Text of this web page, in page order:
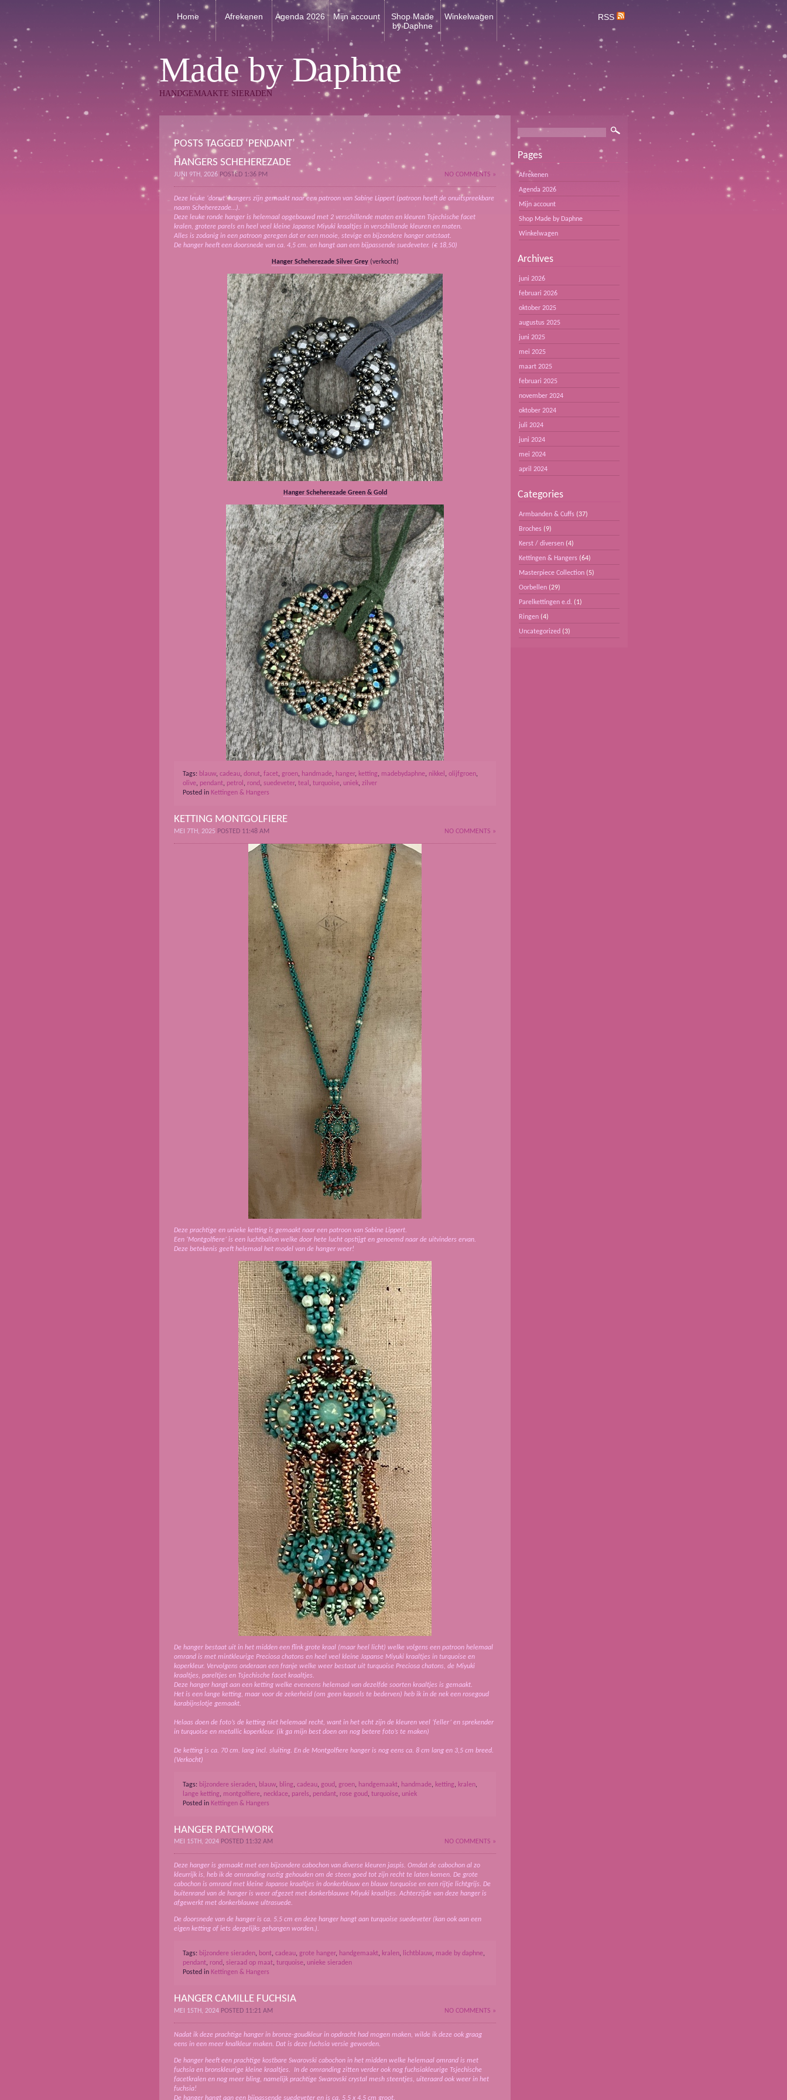
Home Afrekenen Agenda 2026 Mijn account
Shop Made
by Daphne
Winkelwagen RSS
Made by Daphne
HANDGEMAAKTE SIERADEN
POSTS TAGGED ‘PENDANT’
HANGERS SCHEHEREZADE
NO COMMENTS »
JUNI 9TH, 2026 POSTED 1:36 PM
Deze leuke ‘donut’ hangers zijn gemaakt naar een patroon van Sabine Lippert (patroon heeft de onuitspreekbare
naam Scheherezade…).
Deze leuke ronde hanger is helemaal opgebouwd met 2 verschillende maten en kleuren Tsjechische facet
kralen, grotere parels en heel veel kleine Japanse Miyuki kraaltjes in verschillende kleuren en maten.
Alles is zodanig in een patroon geregen dat er een mooie, stevige en bijzondere hanger ontstaat.
De hanger heeft een doorsnede van ca. 4,5 cm. en hangt aan een bijpassende suedeveter. (€ 18,50)
Hanger Scheherezade Silver Grey(verkocht)
Hanger Scheherezade Green & Gold
Tags: blauw, cadeau, donut, facet, groen, handmade, hanger, ketting, madebydaphne, nikkel , olijfgroen,
olive, pendant, petrol , rond , suedeveter, teal , turquoise, uniek, zilver
Posted in Kettingen & Hangers
KETTING MONTGOLFIERE
NO COMMENTS »
MEI 7TH, 2025 POSTED 11:48 AM
Deze prachtige en unieke ketting is gemaakt naar een patroon van Sabine Lippert.
Een ‘Montgolfiere’ is een luchtballon welke door hete lucht opstijgt en genoemd naar de uitvinders ervan.
Deze betekenis geeft helemaal het model van de hanger weer!
De hanger bestaat uit in het midden een flink grote kraal (maar heel licht) welke volgens een patroon helemaal
omrand is met mintkleurige Preciosa chatons en heel veel kleine Japanse Miyuki kraaltjes in turquoise en
koperkleur. Vervolgens onderaan een franje welke weer bestaat uit turquoise Preciosa chatons, de Miyuki
kraaltjes, pareltjes en Tsjechische facet kraaltjes.
Deze hanger hangt aan een ketting welke eveneens helemaal van dezelfde soorten kraaltjes is gemaakt.
Het is een lange ketting, maar voor de zekerheid (om geen kapsels te bederven) heb ik in de nek een rosegoud
karabijnslotje gemaakt.
Helaas doen de foto’s de ketting niet helemaal recht, want in het echt zijn de kleuren veel ‘feller’ en sprekender
in turquoise en metallic koperkleur. (ik ga mijn best doen om nog betere foto’s te maken)
De ketting is ca. 70 cm. lang incl. sluiting. En de Montgolfiere hanger is nog eens ca. 8 cm lang en 3,5 cm breed.
(Verkocht)
Tags: bijzondere sieraden, blauw, bling, cadeau, goud , groen, handgemaakt, handmade, ketting, kralen,
lange ketting, montgolfiere, necklace, parels, pendant, rose goud , turquoise, uniek
Posted in Kettingen & Hangers
HANGER PATCHWORK
NO COMMENTS »
MEI 15TH, 2024 POSTED 11:32 AM
Deze hanger is gemaakt met een bijzondere cabochon van diverse kleuren jaspis. Omdat de cabochon al zo
kleurrijk is, heb ik de omranding rustig gehouden om de steen goed tot zijn recht te laten komen. De grote
cabochon is omrand met kleine Japanse kraaltjes in donkerblauw en blauw turquoise en een rijtje lichtgrijs. De
buitenrand van de hanger is weer afgezet met donkerblauwe Miyuki kraaltjes. Achterzijde van deze hanger is
afgewerkt met donkerblauwe ultrasuede.
De doorsnede van de hanger is ca. 5.5 cm en deze hanger hangt aan turquoise suedeveter (kan ook aan een
eigen ketting of iets dergelijks gehangen worden.).
Tags: bijzondere sieraden, bont, cadeau, grote hanger, handgemaakt, kralen, lichtblauw, made by daphne,
pendant, rond, sieraad op maat, turquoise, unieke sieraden
Posted in Kettingen & Hangers
HANGER CAMILLE FUCHSIA
NO COMMENTS »
MEI 15TH, 2024 POSTED 11:21 AM
Nadat ik deze prachtige hanger in bronze-goudkleur in opdracht had mogen maken, wilde ik deze ook graag
eens in een meer knalkleur maken. Dat is deze fuchsia versie geworden.
De hanger heeft een prachtige kostbare Swarovski cabochon in het midden welke helemaal omrand is met
fuchsia en bronskleurige kleine kraaltjes. In de omranding zitten verder ook nog fuchsiakleurige Tsjechische
facetkralen en nog meer bling, namelijk prachtige Swarovski crystal mesh steentjes, uiteraard ook weer in het
fuchsia!
De hanger hangt aan een bijpassende suedeveter en is ca. 5,5 x 4,5 cm groot.
Pages
Afrekenen
Agenda 2026
Mijn account
Shop Made by Daphne
Winkelwagen
Archives
juni 2026
februari 2026
oktober 2025
augustus 2025
juni 2025
mei 2025
maart 2025
februari 2025
november 2024
oktober 2024
juli 2024
juni 2024
mei 2024
april 2024
Categories
Armbanden & Cuffs (37)
Broches (9)
Kerst / diversen (4)
Kettingen & Hangers (64)
Masterpiece Collection (5)
Oorbellen (29)
Parelkettingen e.d. (1)
Ringen (4)
Uncategorized (3)